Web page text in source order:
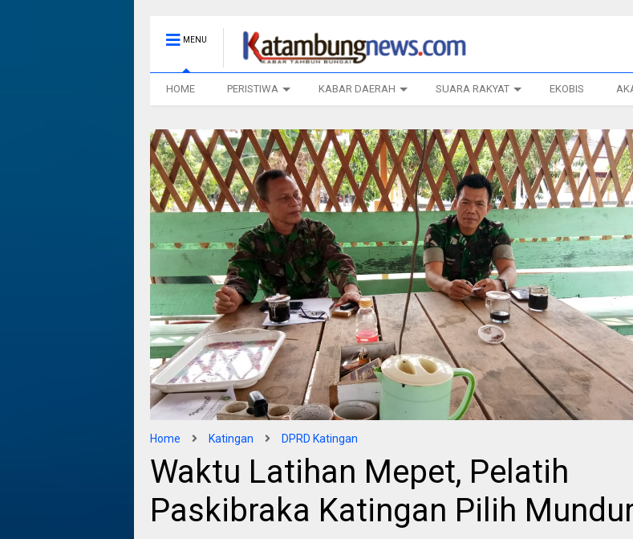
MENU
HOME PERISTIWA KABAR DAERAH SUARA RAKYAT EKOBIS
Home Katingan DPRD Katingan
Waktu Latihan Mepet, Pelatih
Paskibraka Katingan Pilih